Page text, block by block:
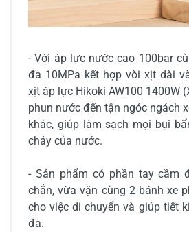
- Với áp lực nước cao 100bar
đa 10MPa kết hợp vòi xịt dài
xịt áp lực Hikoki AW100 1400W
phun nước đến tận ngóc ngách
khác, giúp làm sạch mọi bụi
chảy của nước.
- Sản phẩm có phần tay cầm
chắn, vừa vặn cùng 2 bánh xe
cho việc di chuyển và giúp tiết
đa.